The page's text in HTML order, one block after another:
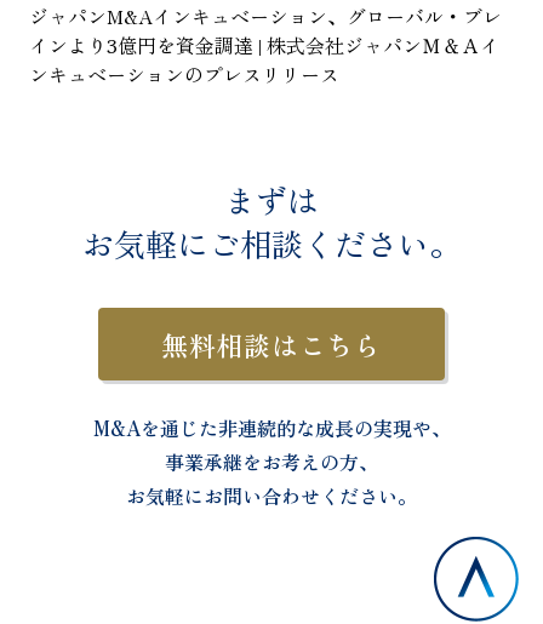
ジャパンM&Aインキュベーション、グローバル・ブレ
インより3億円を資金調達 | 株式会社ジャパンＭ＆Ａイ
ンキュベーションのプレスリリース
まずは
お気軽に ご相談ください。
無料相談はこちら
M&Aを通じた非連続的な成長の実現や、
事業承継をお考えの方、
お気軽にお問い合わせください。